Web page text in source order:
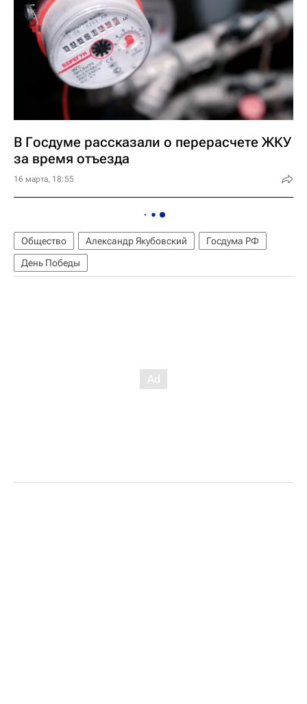
В Госдуме рассказали о перерасчете ЖКУ
за время отъезда
16 марта, 18:55
Общество Александр Якубовский
Госдума РФ
День Победы